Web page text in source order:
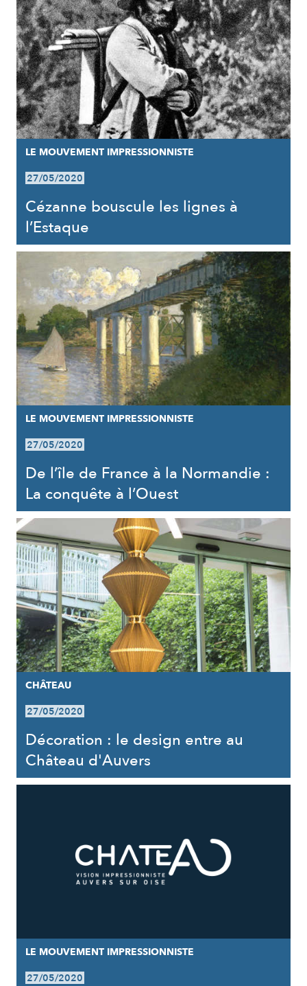
LE MOUVEMENT IMPRESSIONNISTE
27/05/2020
Cézanne bouscule les lignes à
l’Estaque
LE MOUVEMENT IMPRESSIONNISTE
27/05/2020
De l’île de France à la Normandie :
La conquête à l’Ouest
CHÂTEAU
27/05/2020
Décoration : le design entre au
Château d'Auvers
LE MOUVEMENT IMPRESSIONNISTE
27/05/2020